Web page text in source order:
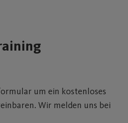
um ein kostenloses
Wir melden uns bei